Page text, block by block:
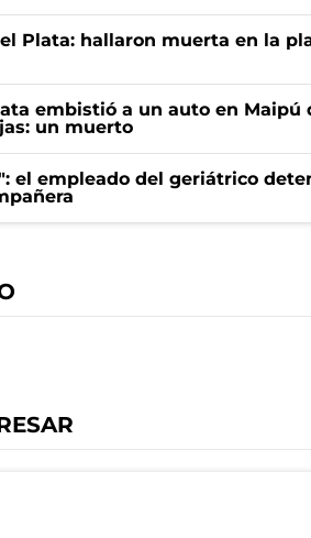
Plata: hallaron muerta en la
embistió a un auto en Maipú
un muerto
el empleado del geriátrico